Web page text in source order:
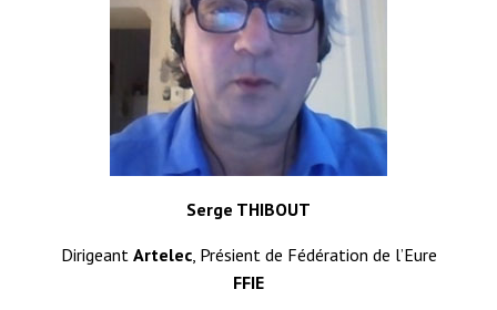
Serge THIBOUT
Dirigeant Artelec, Présient de Fédération de l’Eure
FFIE